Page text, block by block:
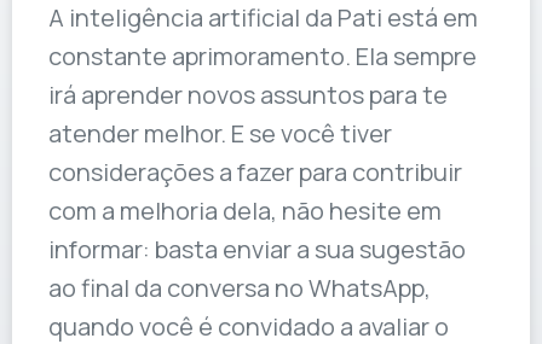
A inteligência artificial da Pati está em
constante aprimoramento. Ela sempre
irá aprender novos assuntos para te
atender melhor. E se você tiver
considerações a fazer para contribuir
com a melhoria dela, não hesite em
informar: basta enviar a sua sugestão
ao final da conversa no WhatsApp,
quando você é convidado a avaliar o